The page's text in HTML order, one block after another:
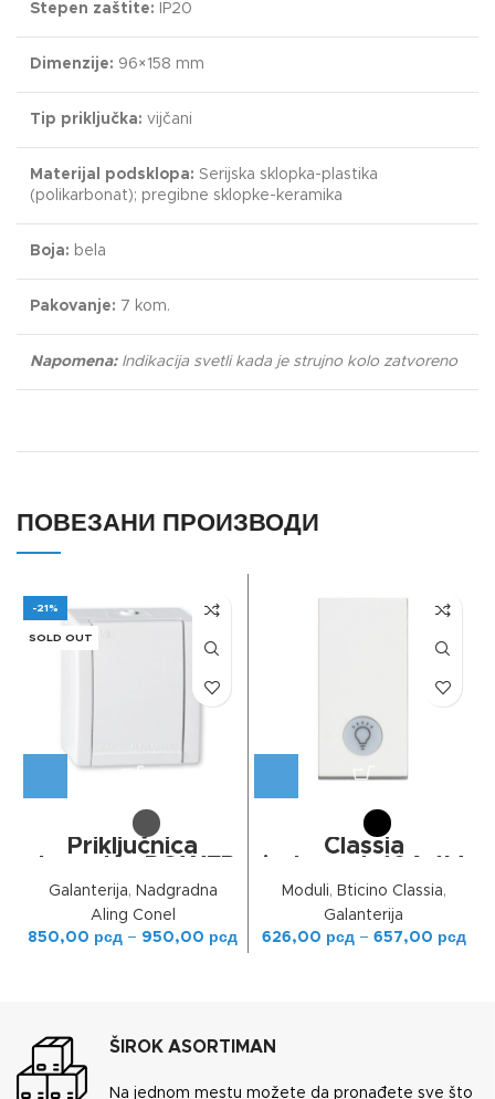
Stepen zaštite: IP20
Dimenzije: 96×158 mm
Tip priključka: vijčani
Materijal podsklopa: Serijska sklopka-plastika
(polikarbonat); pregibne sklopke-keramika
Boja: bela
Pakovanje: 7 kom.
Napomena:Indikacija svetli kada je strujno kolo zatvoreno
ПОВЕЗАНИ ПРОИЗВОДИ
-21%
SOLD OUT
Priključnica
sa porcelan.
uloškom IP44
Galanterija, Nadgradna
Aling Conel
850,00 рсд – 950,00 рсд
Classia
oznaka svetla
Moduli, Bticino Classia,
Galanterija
626,00 рсд – 657,00 рсд
ŠIROK ASORTIMAN
Na jednom mestu možete da pronađete sve što